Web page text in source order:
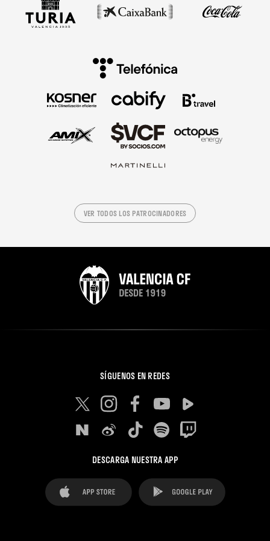
VER TODOS LOS PATROCINADORES
SÍGUENOS EN REDES
DESCARGA NUESTRA APP